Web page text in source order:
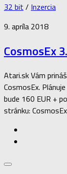
32 bit / Inzercia
9. apríla 2018
CosmosEx
Atari.sk Vám
CosmosEx.
bude 160 EUR +
stránku: